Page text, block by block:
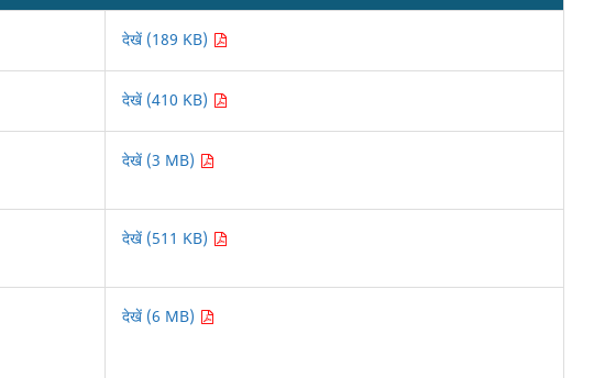
देखें (189 KB)
देखें (410 KB)
देखें (3 MB)
देखें (511 KB)
देखें (6 MB)